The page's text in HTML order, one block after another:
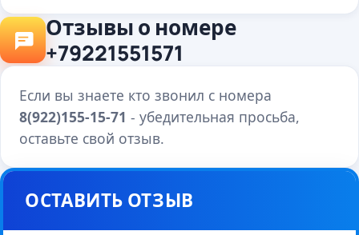
Отзывы о номере
+79221551571
Если вы знаете кто звонил с номера
8(922)155-15-71 - убедительная просьба,
оставьте свой отзыв.
ОСТАВИТЬ ОТЗЫВ